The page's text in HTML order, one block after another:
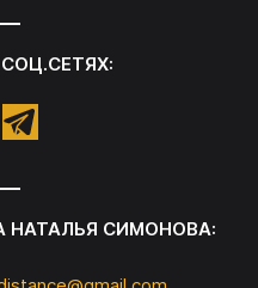
НАТАЛЬЯ СИМОНОВА: